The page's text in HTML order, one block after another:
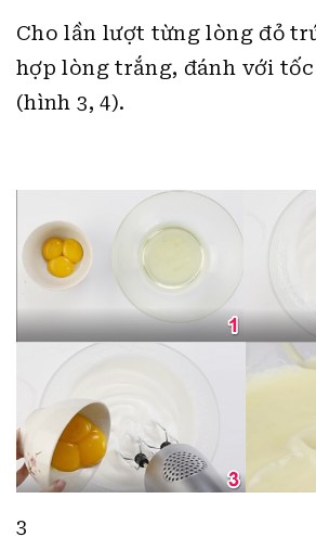
Cho lần lượt từng lòng đỏ
hợp lòng trắng, đánh với
(hình 3, 4).
3